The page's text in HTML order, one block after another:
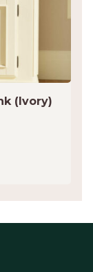
(Ivory)